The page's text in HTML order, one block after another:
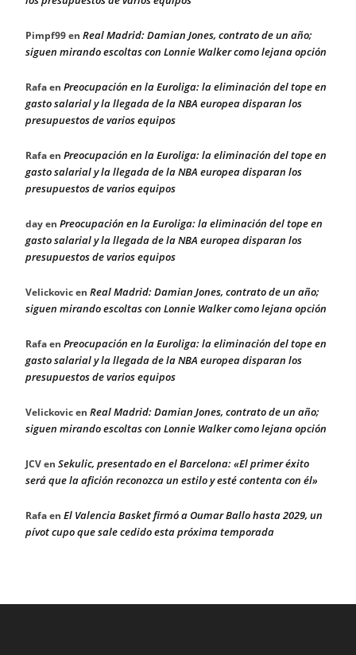
Pimpf99en Real Madrid: Damian Jones, contrato de un año;
siguen mirando escoltas con Lonnie Walker como lejana opción
Rafaen Preocupación en la Euroliga: la eliminación del tope en
gasto salarial y la llegada de la NBA europea disparan los
presupuestos de varios equipos
Rafaen Preocupación en la Euroliga: la eliminación del tope en
gasto salarial y la llegada de la NBA europea disparan los
presupuestos de varios equipos
dayen Preocupación en la Euroliga: la eliminación del tope en
gasto salarial y la llegada de la NBA europea disparan los
presupuestos de varios equipos
Velickovicen Real Madrid: Damian Jones, contrato de un año;
siguen mirando escoltas con Lonnie Walker como lejana opción
Rafaen Preocupación en la Euroliga: la eliminación del tope en
gasto salarial y la llegada de la NBA europea disparan los
presupuestos de varios equipos
Velickovicen Real Madrid: Damian Jones, contrato de un año;
siguen mirando escoltas con Lonnie Walker como lejana opción
JCVen Sekulic, presentado en el Barcelona: «El primer éxito
será que la afición reconozca un estilo y esté contenta con él»
Rafaen El Valencia Basket firmó a Oumar Ballo hasta 2029, un
pívot cupo que sale cedido esta próxima temporada